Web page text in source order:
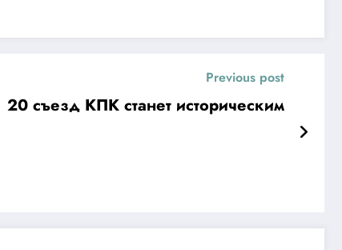
Previous post
20 съезд КПК станет историческим